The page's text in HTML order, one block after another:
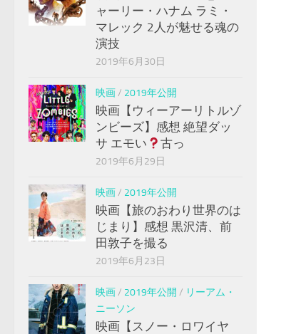
ャーリー・ハナム ラミ・
マレック 2人が魅せる魂の
演技
2019年6月30日
映画/ 2019年公開
映画【ウィーアーリトルゾ
ンビーズ】感想 絶望ダッ
サ エモい
古っ
2019年6月29日
映画/ 2019年公開
映画【旅のおわり世界のは
じまり】感想 黒沢清、前
田敦子を撮る
2019年6月23日
映画/ 2019年公開 / リーアム・
ニーソン
映画【スノー・ロワイヤ